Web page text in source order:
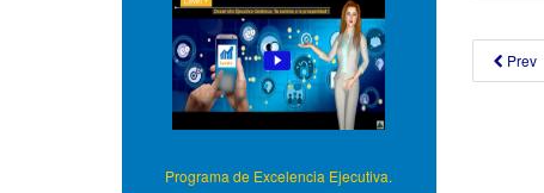
Prev
Programa de Excelencia Ejecutiva.